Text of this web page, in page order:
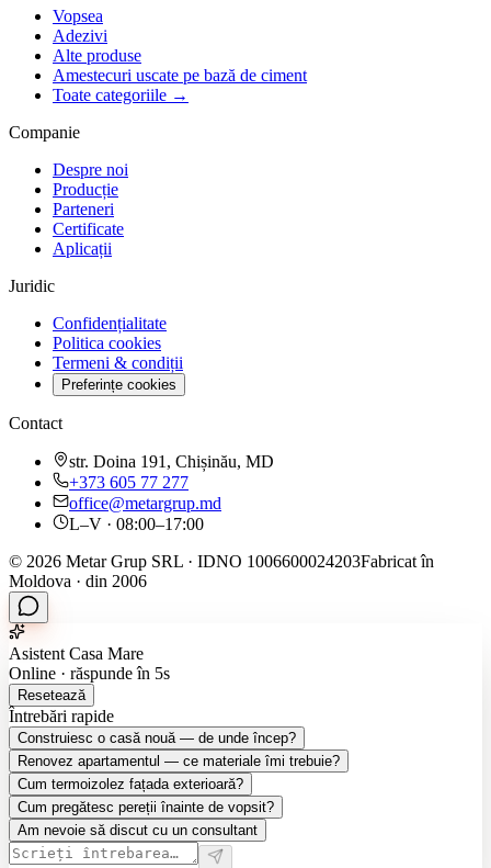
Vopsea
Adezivi
Alte produse
Amestecuri uscate pe bază de ciment
Toate categoriile →
Companie
Despre noi
Producție
Parteneri
Certificate
Aplicații
Juridic
Confidențialitate
Politica cookies
Termeni & condiții
Preferințe cookies
Contact
str. Doina 191, Chișinău, MD
+373 605 77 277
office@metargrup.md
L–V · 08:00–17:00
© 2026 Metar Grup SRL · IDNO 1006600024203Fabricat în
Moldova · din 2006
Asistent Casa Mare
Online · răspunde în 5s
Resetează
Întrebări rapide
Construiesc o casă nouă — de unde încep?
Renovez apartamentul — ce materiale îmi trebuie?
Cum termoizolez fațada exterioară?
Cum pregătesc pereții înainte de vopsit?
Am nevoie să discut cu un consultant